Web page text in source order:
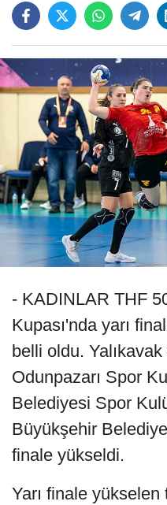
- KADINLAR THF
Kupası'nda yarı
belli oldu.
Odunpazarı Spor
Belediyesi Spor
Büyükşehir
finale yükseldi.
Yarı finale yükselen